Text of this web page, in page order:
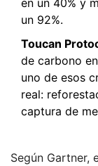
un 92%.
Toucan
de carbono
uno de esos
real:
captura de
Según Gartner,